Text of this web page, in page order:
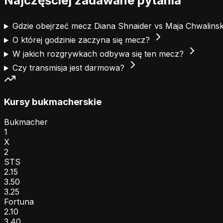
Gdzie obejrzeć mecz Diana Shnaider vs Maja
O której godzinie zaczyna się mecz?
W jakich rozgrywkach odbywa się ten mecz?
Czy transmisja jest darmowa?
Kursy bukmacherskie
Bukmacher
1
X
2
STS
2.15
3.50
3.25
Fortuna
2.10